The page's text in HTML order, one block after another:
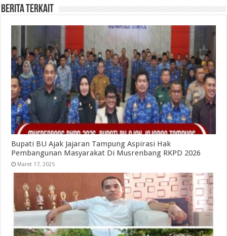
Berita Terkait
Bupati BU Ajak Jajaran Tampung Aspirasi Hak
Pembangunan Masyarakat Di Musrenbang RKPD 2026
Maret 17, 2025